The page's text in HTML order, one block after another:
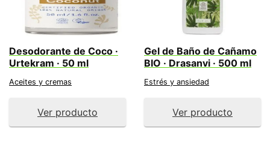
Desodorante de Coco ·
Urtekram · 50 ml
Aceites y cremas
Ver producto
Gel de Baño de Cañamo
BIO · Drasanvi · 500 ml
Estrés y ansiedad
Ver producto